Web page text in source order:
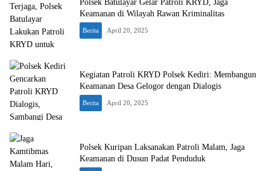
Polsek Batulayar Gelar Patroli KRYD, Jaga
Keamanan di Wilayah Rawan Kriminalitas
Berita April 20, 2025
Kegiatan Patroli KRYD Polsek Kediri: Membangun
Keamanan Desa Gelogor dengan Dialogis
Berita April 20, 2025
Polsek Kuripan Laksanakan Patroli Malam, Jaga
Keamanan di Dusun Padat Penduduk